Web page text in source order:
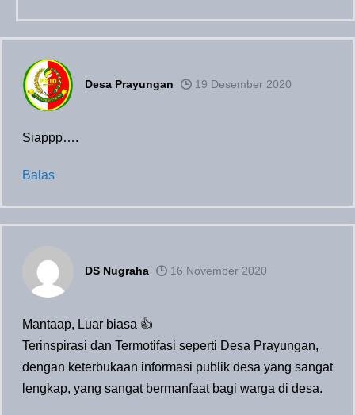
Desa Prayungan 19 Desember 2020
Siappp….
Balas
DS Nugraha 16 November 2020
Mantaap, Luar biasa 👍
Terinspirasi dan Termotifasi seperti Desa Prayungan,
dengan keterbukaan informasi publik desa yang sangat
lengkap, yang sangat bermanfaat bagi warga di desa.